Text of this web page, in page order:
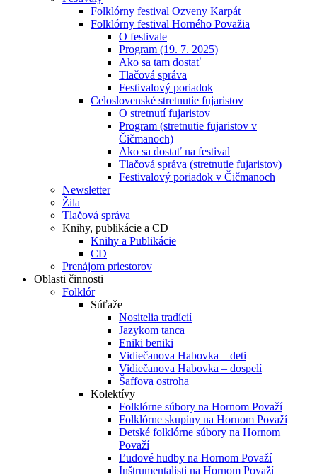
Folklórny festival Ozveny Karpát
Folklórny festival Horného Považia
O festivale
Program (19. 7. 2025)
Ako sa tam dostať
Tlačová správa
Festivalový poriadok
Celoslovenské stretnutie fujaristov
O stretnutí fujaristov
Program (stretnutie fujaristov v
Čičmanoch)
Ako sa dostať na festival
Tlačová správa (stretnutie fujaristov)
Festivalový poriadok v Čičmanoch
Newsletter
Žila
Tlačová správa
Knihy, publikácie a CD
Knihy a Publikácie
CD
Prenájom priestorov
Oblasti činnosti
Folklór
Súťaže
Nositelia tradícií
Jazykom tanca
Eniki beniki
Vidiečanova Habovka – deti
Vidiečanova Habovka – dospelí
Šaffova ostroha
Kolektívy
Folklórne súbory na Hornom Považí
Folklórne skupiny na Hornom Považí
Detské folklórne súbory na Hornom
Považí
Ľudové hudby na Hornom Považí
Inštrumentalisti na Hornom Považí